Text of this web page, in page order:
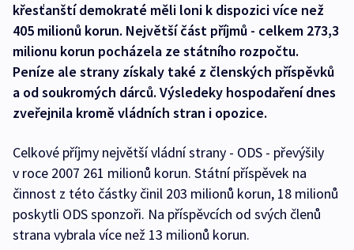
křesťanští demokraté měli loni k dispozici více než
405 milionů korun. Největší část příjmů - celkem 273,3
milionu korun pocházela ze státního rozpočtu.
Peníze ale strany získaly také z členských příspěvků
a od soukromých dárců. Výsledeky hospodaření dnes
zveřejnila kromě vládních stran i opozice.
Celkové příjmy největší vládní strany - ODS - převýšily
v roce 2007 261 milionů korun. Státní příspěvek na
činnost z této částky činil 203 milionů korun, 18 milionů
poskytli ODS sponzoři. Na příspěvcích od svých členů
strana vybrala více než 13 milionů korun.